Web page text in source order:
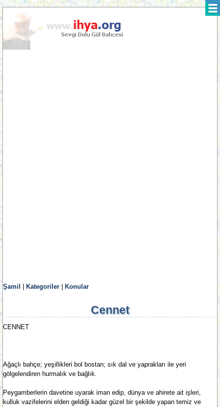
Şamil Kategoriler Konular
Cennet
CENNET
Ağaçlı bahçe; yeşillikleri bol bostan; sık dal ve yaprakları ile yeri
gölgelendiren hurmalık ve bağlık.
Peygamberlerin davetine uyarak iman edip, dünya ve ahirete ait işleri,
kulluk vazifelerini elden geldiği kadar güzel bir şekilde yapan temiz ve